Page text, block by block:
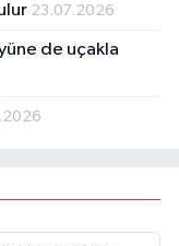
23.07.2026
de uçakla